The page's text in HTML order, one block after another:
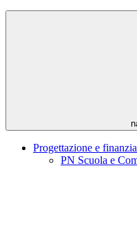
Progettazione e
PN Scuola e